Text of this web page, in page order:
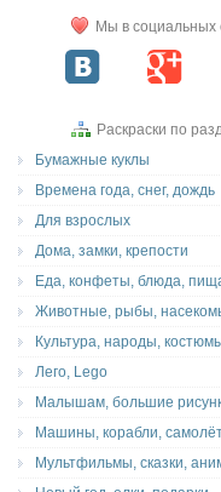
Мы в социальных
Раскраски по
Бумажные куклы
Времена года, снег, дождь
Для взрослых
Дома, замки, крепости
Еда, конфеты, блюда,
Животные, рыбы,
Культура, народы,
Лего, Lego
Малышам, большие
Машины, корабли,
Мультфильмы, сказки,